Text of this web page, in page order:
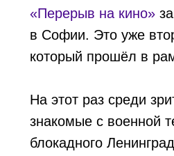
«Перерыв на кино»
в Софии. Это уже
который прошёл в
На этот раз среди
знакомые с военной
блокадного